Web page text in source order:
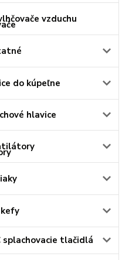
vzduchu
do kúpeľne
hlavice
splachovacie tlačidlá